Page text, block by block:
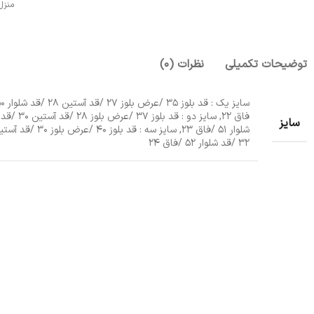
توضیحات تکمیلی نظرات (0)
سایز
فاق 22, سایز دو : قد بلوز 37 /عرض بلوز 28 /قد آستین 30 /قد
شلوار 51 /فاق 23, سایز سه : قد بلوز 40 /عرض
32 /قد شلوار 52 /فاق 24